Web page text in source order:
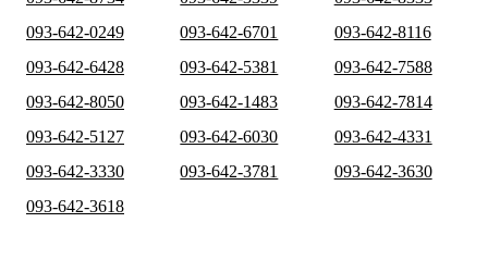
093-642-0249
093-642-6701
093-642-8116
093-642-6428
093-642-5381
093-642-7588
093-642-8050
093-642-1483
093-642-7814
093-642-5127
093-642-6030
093-642-4331
093-642-3330
093-642-3781
093-642-3630
093-642-3618